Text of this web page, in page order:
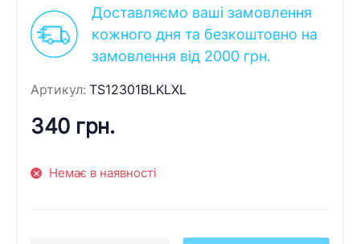
Доставляємо ваші замовлення
кожного дня та безкоштовно на
замовлення від 2000 грн.
Артикул: TS12301BLKLXL
340 грн.
Немає в наявності